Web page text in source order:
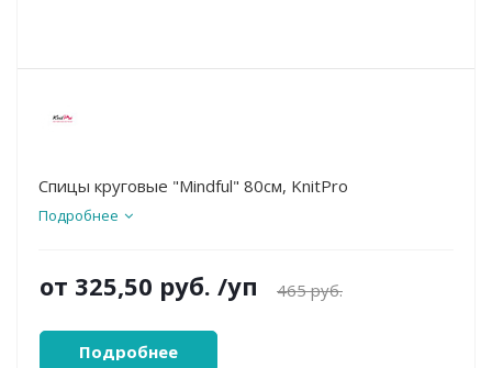
Спицы круговые "Mindful" 80см, KnitPro
Подробнее
от 325,50 руб. /уп 465 руб.
Подробнее